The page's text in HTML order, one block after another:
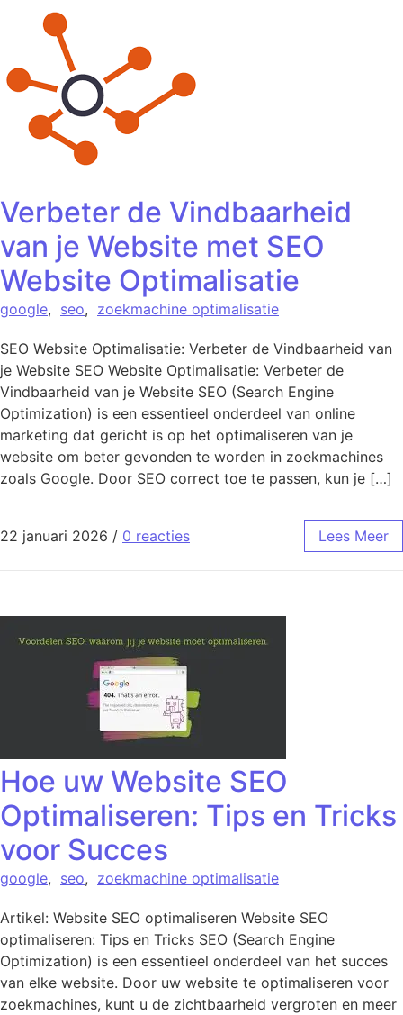
Verbeter de Vindbaarheid
van je Website met SEO
Website Optimalisatie
google, seo, zoekmachine optimalisatie
SEO Website Optimalisatie: Verbeter de Vindbaarheid van
je Website SEO Website Optimalisatie: Verbeter de
Vindbaarheid van je Website SEO (Search Engine
Optimization) is een essentieel onderdeel van online
marketing dat gericht is op het optimaliseren van je
website om beter gevonden te worden in zoekmachines
zoals Google. Door SEO correct toe te passen, kun je […]
22 januari 2026 / 0 reacties Lees Meer
Hoe uw Website SEO
Optimaliseren: Tips en Tricks
voor Succes
google, seo, zoekmachine optimalisatie
Artikel: Website SEO optimaliseren Website SEO
optimaliseren: Tips en Tricks SEO (Search Engine
Optimization) is een essentieel onderdeel van het succes
van elke website. Door uw website te optimaliseren voor
zoekmachines, kunt u de zichtbaarheid vergroten en meer